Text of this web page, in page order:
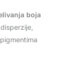
boja